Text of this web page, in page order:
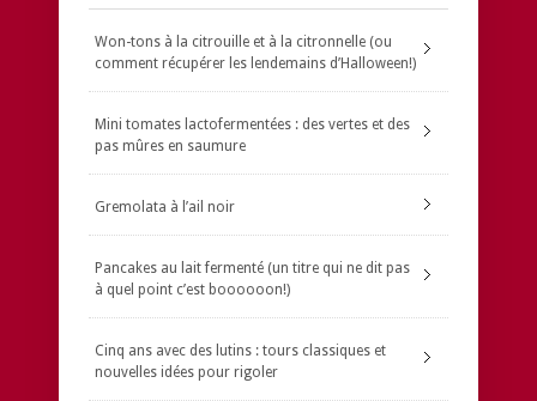
Won-tons à la citrouille et à la citronnelle (ou
comment récupérer les lendemains d’Halloween!)
Mini tomates lactofermentées : des vertes et des
pas mûres en saumure
Gremolata à l’ail noir
Pancakes au lait fermenté (un titre qui ne dit pas
à quel point c’est boooooon!)
Cinq ans avec des lutins : tours classiques et
nouvelles idées pour rigoler